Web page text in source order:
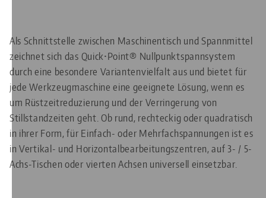
Als Schnittstelle zwischen Maschinentisch und Spannmittel
zeichnet sich das Quick•Point® Nullpunktspannsystem
durch eine besondere Variantenvielfalt aus und bietet für
jede Werkzeugmaschine eine geeignete Lösung, wenn es
um Rüstzeitreduzierung und der Verringerung von
Stillstandzeiten geht. Ob rund, rechteckig oder quadratisch
in ihrer Form, für Einfach- oder Mehrfachspannungen ist es
in Vertikal- und Horizontalbearbeitungszentren, auf 3- / 5-
Achs-Tischen oder vierten Achsen universell einsetzbar.